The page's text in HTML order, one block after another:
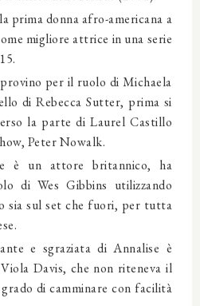
prima donna afro-americana a
migliore attrice in una serie
per il ruolo di Michaela
di Rebecca Sutter, prima si
la parte di Laurel Castillo
Peter Nowalk.
è un attore britannico, ha
di Wes Gibbins utilizzando
sia sul set che fuori, per tutta
e sgraziata di Annalise è
Davis, che non riteneva il
di camminare con facilità